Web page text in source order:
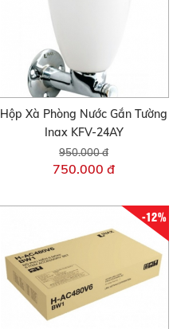
Hộp Xà Phòng Nước Gắn Tường
Inax KFV-24AY
950.000 đ
750.000 đ
-12%